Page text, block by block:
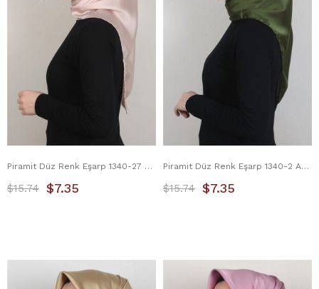
Piramit Düz Renk Eşarp 1340-27 Bej
$7.35
$15.74
Piramit Düz Renk Eşarp 1340-2 Asker Yeşili
$7.35
$15.74